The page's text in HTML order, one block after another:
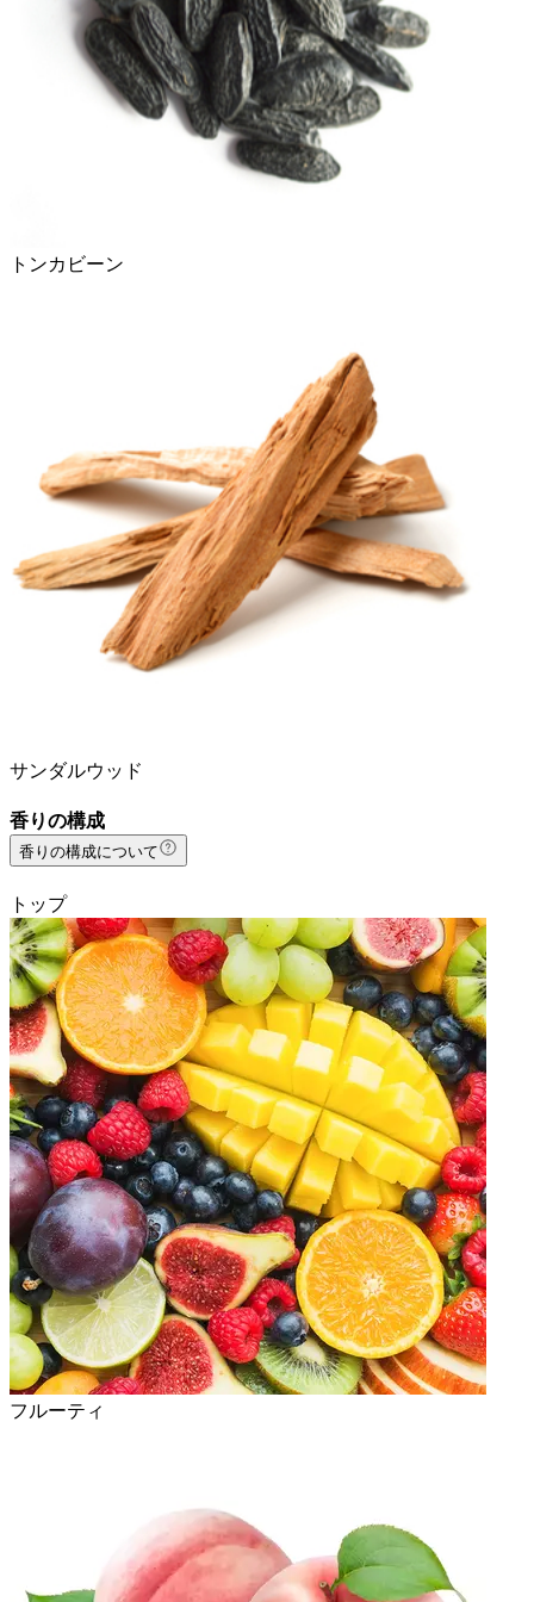
トンカビーン
サンダルウッド
香りの構成
香りの構成について
トップ
フルーティ